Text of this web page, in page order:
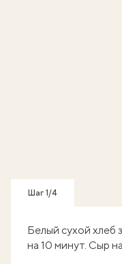
Шаг 1/4
Белый сухой хлеб
на 10 минут. Сыр